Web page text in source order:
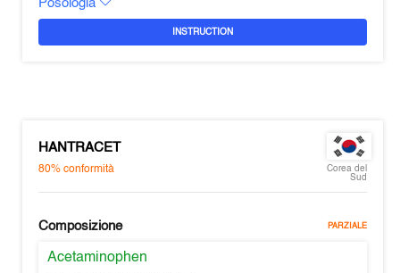
Posologia
INSTRUCTION
HANTRACET
80%conformità
Corea del
Sud
Composizione PARZIALE
Acetaminophen